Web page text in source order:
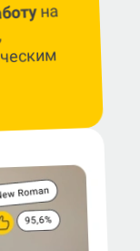
на